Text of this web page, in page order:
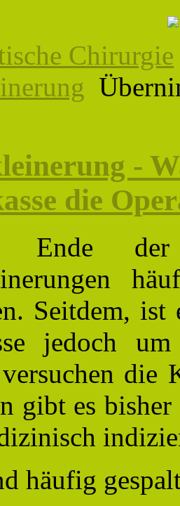
Chirurgie
-
die
der
Seitdem, ist
jedoch
die
gibt es
häufig